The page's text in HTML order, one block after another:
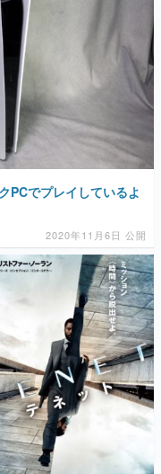
PCでプレイしているよ
2020年11月6日 公開